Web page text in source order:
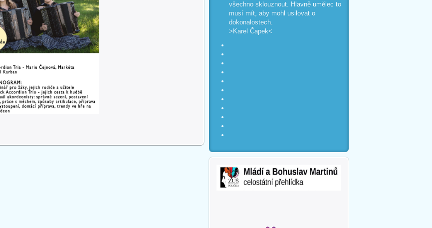
všechno sklouznout. Hlavně umělec to
musí mít, aby mohl usilovat o
dokonalostech.
>Karel Čapek<